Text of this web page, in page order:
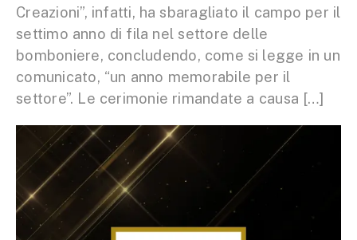
Creazioni”, infatti, ha sbaragliato il campo per il
settimo anno di fila nel settore delle
bomboniere, concludendo, come si legge in un
comunicato, “un anno memorabile per il
settore”. Le cerimonie rimandate a causa […]